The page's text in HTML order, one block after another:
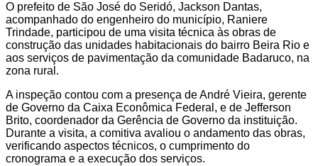
O prefeito de São José do Seridó, Jackson Dantas,
acompanhado do engenheiro do município, Raniere
Trindade, participou de uma visita técnica às obras de
construção das unidades habitacionais do bairro Beira Rio e
aos serviços de pavimentação da comunidade Badaruco, na
zona rural.
A inspeção contou com a presença de André Vieira, gerente
de Governo da Caixa Econômica Federal, e de Jefferson
Brito, coordenador da Gerência de Governo da instituição.
Durante a visita, a comitiva avaliou o andamento das obras,
verificando aspectos técnicos, o cumprimento do
cronograma e a execução dos serviços.